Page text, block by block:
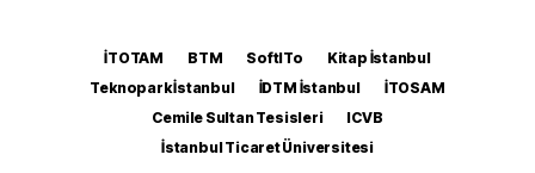
İTOTAM BTM SoftITo
Kitap İstanbul
Teknopark İstanbul
İDTM İstanbul
İTOSAM
Cemile Sultan Tesisleri
ICVB
İstanbul Ticaret Üniversitesi